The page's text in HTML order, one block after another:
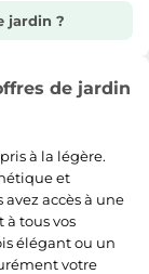
jardin ?
de jardin
à la légère.
et
avez accès à une
tous vos
élégant ou un
votre